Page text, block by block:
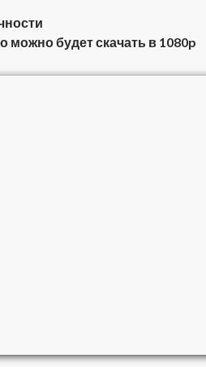
можно будет скачать в 1080p